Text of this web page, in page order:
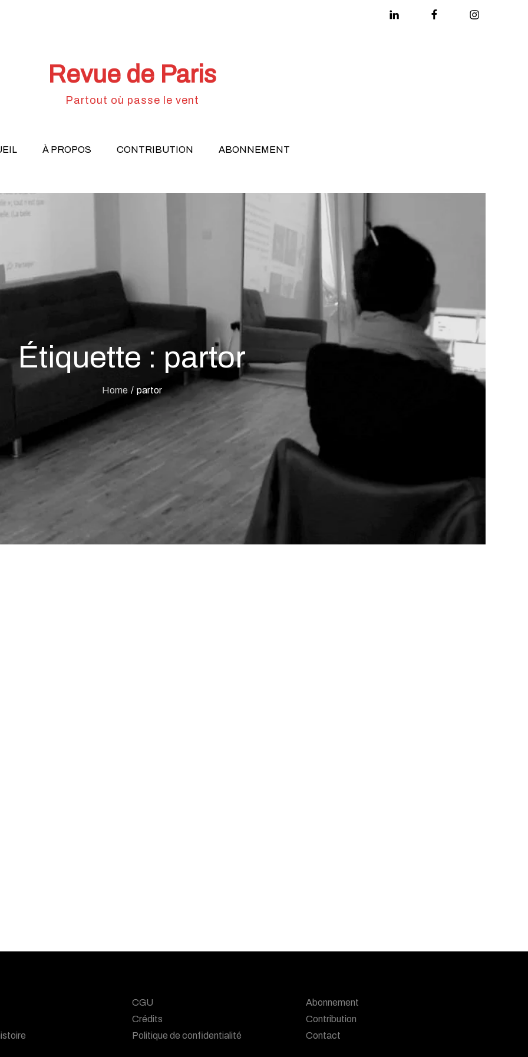
Linkedin FacebookInstagram
Revue de Paris
Partout où passe le vent
À PROPOS CONTRIBUTION ABONNEMENT
Étiquette : partor
Home partor
CGU
Crédits
Politique de confidentialité
Abonnement
Contribution
Contact